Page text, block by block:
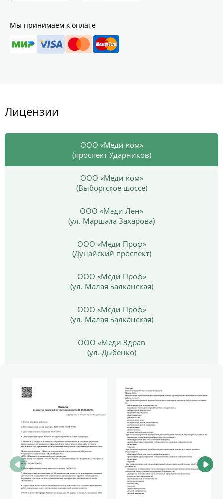
Мы принимаем к оплате
Лицензии
ООО «Меди ком»
(проспект Ударников)
ООО «Меди ком»
(Выборгское шоссе)
ООО «Меди Лен»
(ул. Маршала Захарова)
ООО «Меди Проф»
(Дунайский проспект)
ООО «Меди Проф»
(ул. Малая Балканская)
ООО «Меди Проф»
(ул. Малая Балканская)
ООО «Меди Здрав
(ул. Дыбенко)